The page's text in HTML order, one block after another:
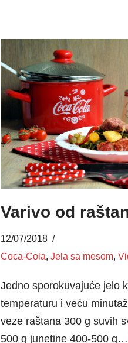
Varivo od
12/07/2018
Coca-Cola, Jela sa mesom,
Jedno sporokuvajuće jelo
temperaturu i veću
veze raštana 300 g suvih
500 g junetine 400-500 g…